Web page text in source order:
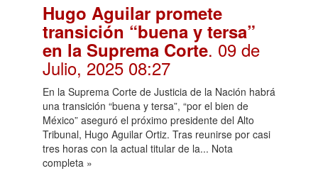
Hugo Aguilar promete
transición “buena y tersa”
en la Suprema Corte. 09 de
Julio, 2025 08:27
En la Suprema Corte de Justicia de la Nación habrá
una transición “buena y tersa”, “por el bien de
México” aseguró el próximo presidente del Alto
Tribunal, Hugo Aguilar Ortiz. Tras reunirse por casi
tres horas con la actual titular de la... Nota
completa »